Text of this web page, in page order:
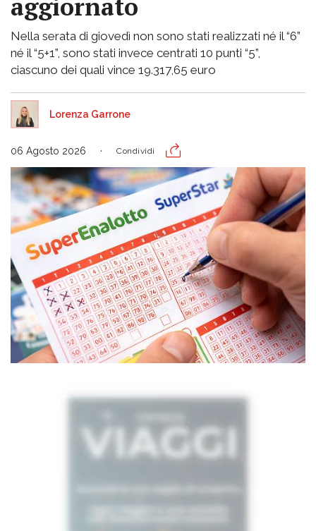
aggiornato
Nella serata di giovedì non sono stati realizzati né il “6”
né il “5+1”, sono stati invece centrati 10 punti “5”,
ciascuno dei quali vince 19.317,65 euro
Lorenza Garrone
06 Agosto 2026 Condividi